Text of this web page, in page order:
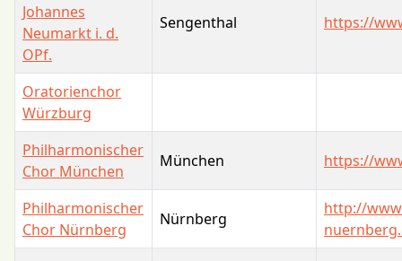
Johannes
Neumarkt i. d.
OPf.
Sengenthal https://
Oratorienchor
Würzburg
Philharmonischer
Chor München
München https://
Philharmonischer
Chor Nürnberg
Nürnberg
http://